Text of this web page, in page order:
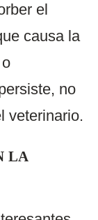
el
causa la
no
veterinario.
LA